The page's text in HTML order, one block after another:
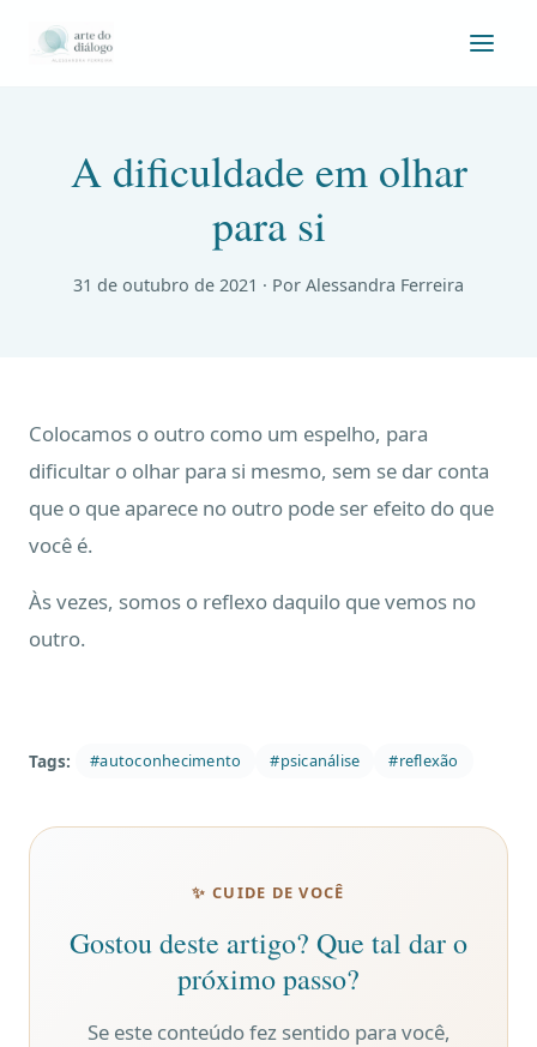
A dificuldade em olhar
para si
31 de outubro de 2021 · Por Alessandra Ferreira
Colocamos o outro como um espelho, para
dificultar o olhar para si mesmo, sem se dar conta
que o que aparece no outro pode ser efeito do que
você é.
Às vezes, somos o reflexo daquilo que vemos no
outro.
Tags: #autoconhecimento #psicanálise #reflexão
✨ CUIDE DE VOCÊ
Gostou deste artigo? Que tal dar o
próximo passo?
Se este conteúdo fez sentido para você,